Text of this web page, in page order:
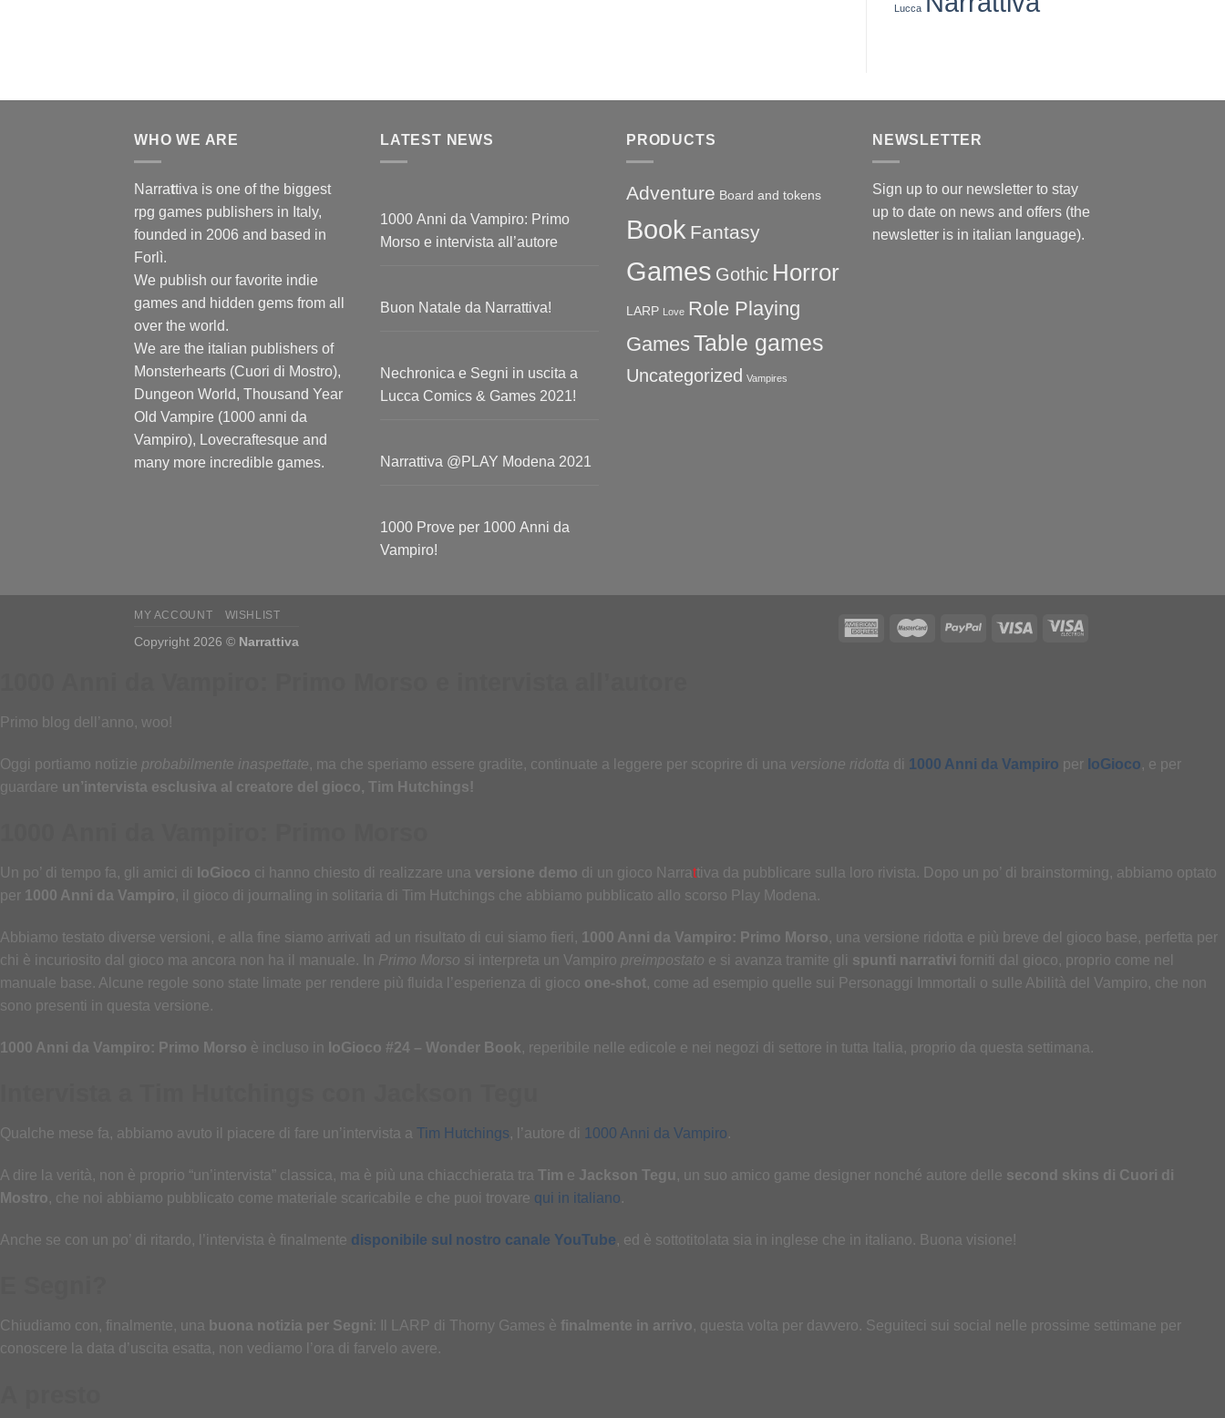
Lucca
WHO WE ARE
Narrattiva is one of the biggest
rpg games publishers in Italy,
founded in 2006 and based in
Forlì.
We publish our favorite indie
games and hidden gems from all
over the world.
We are the italian publishers of
Monsterhearts (Cuori di Mostro),
Dungeon World, Thousand Year
Old Vampire (1000 anni da
Vampiro), Lovecraftesque and
many more incredible games.
LATEST NEWS
1000 Anni da Vampiro: Primo
Morso e intervista all’autore
Buon Natale da Narrattiva!
Nechronica e Segni in uscita a
Lucca Comics & Games 2021!
Narrattiva @PLAY Modena 2021
1000 Prove per 1000 Anni da
Vampiro!
PRODUCTS
Adventure Board and tokens
Book Fantasy
Games Gothic Horror
LARP Love Role Playing
Games Table games
Uncategorized Vampires
NEWSLETTER
Sign up to our newsletter to stay
up to date on news and offers (the
newsletter is in italian language).
MY ACCOUNT WISHLIST
Copyright 2026 © Narrattiva
Primo blog dell’anno, woo!
Oggi portiamo notizie probabilmente inaspettate, ma che speriamo essere gradite, continuate a leggere per scoprire di una versione ridotta di 1000 Anni da Vampiro per IoGioco, e per
guardare un’intervista esclusiva al creatore del gioco, Tim Hutchings!
Un po’ di tempo fa, gli amici di IoGioco ci hanno chiesto di realizzare una versione demo di un gioco Narrattiva da pubblicare sulla loro rivista. Dopo un po’ di brainstorming, abbiamo optato
per 1000 Anni da Vampiro, il gioco di journaling in solitaria di Tim Hutchings che abbiamo pubblicato allo scorso Play Modena.
Abbiamo testato diverse versioni, e alla fine siamo arrivati ad un risultato di cui siamo fieri, 1000 Anni da Vampiro: Primo Morso, una versione ridotta e più breve del gioco base, perfetta per
chi è incuriosito dal gioco ma ancora non ha il manuale. In Primo Morso si interpreta un Vampiro preimpostato e si avanza tramite gli spunti narrativi forniti dal gioco, proprio come nel
manuale base. Alcune regole sono state limate per rendere più fluida l’esperienza di gioco one-shot, come ad esempio quelle sui Personaggi Immortali o sulle Abilità del Vampiro, che non
sono presenti in questa versione.
1000 Anni da Vampiro: Primo Morso è incluso in IoGioco #24 – Wonder Book, reperibile nelle edicole e nei negozi di settore in tutta Italia, proprio da questa settimana.
Qualche mese fa, abbiamo avuto il piacere di fare un’intervista a Tim Hutchings, l’autore di 1000 Anni da Vampiro.
A dire la verità, non è proprio “un’intervista” classica, ma è più una chiacchierata tra Tim e Jackson Tegu , un suo amico game designer nonché autore delle second skins di Cuori di
Mostro, che noi abbiamo pubblicato come materiale scaricabile e che puoi trovare qui in italiano.
Anche se con un po’ di ritardo, l’intervista è finalmente disponibile sul nostro canale YouTube, ed è sottotitolata sia in inglese che in italiano. Buona visione!
Chiudiamo con, finalmente, una buona notizia per Segni: Il LARP di Thorny Games è finalmente in arrivo, questa volta per davvero. Seguiteci sui social nelle prossime settimane per
conoscere la data d’uscita esatta, non vediamo l’ora di farvelo avere.